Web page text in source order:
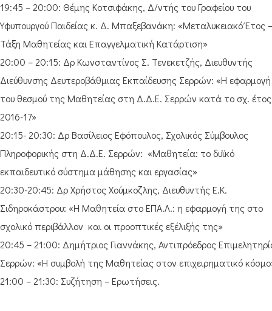
19:45 – 20:00: Θέμης Κοτσιφάκης, Δ/ντής του Γραφείου του
Υφυπουργού Παιδείας κ. Δ. Μπαξεβανάκη: «Μεταλυκειακό Έτος –
Τάξη Μαθητείας και Επαγγελματική Κατάρτιση»
20:00 – 20:15: Δρ Κωνσταντίνος Σ. Τενεκετζής, Διευθυντής
Διεύθυνσης Δευτεροβάθμιας Εκπαίδευσης Σερρών: «Η εφαρμογή
του θεσμού της Μαθητείας στη Δ.Δ.Ε. Σερρών κατά το σχ. έτος
2016-17»
20:15- 20:30: Δρ Βασίλειος Εφόπουλος, Σχολικός Σύμβουλος
Πληροφορικής στη Δ.Δ.Ε. Σερρών: «Μαθητεία: το δυϊκό
εκπαιδευτικό σύστημα μάθησης και εργασίας»
20:30-20:45: Δρ Χρήστος Χούμκοζλης, Διευθυντής Ε.Κ.
Σιδηροκάστρου: «Η Μαθητεία στο ΕΠΑ.Λ.: η εφαρμογή της στο
σχολικό περιβάλλον και οι προοπτικές εξέλιξής της»
20:45 – 21:00: Δημήτριος Γιαννάκης, Αντιπρόεδρος
Σερρών: «Η συμβολή της Μαθητείας στον επιχειρηματικό
21:00 – 21:30: Συζήτηση – Ερωτήσεις.